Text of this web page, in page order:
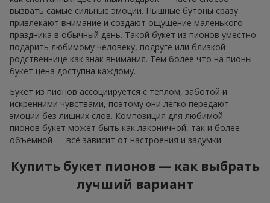
вызвать самые сильные эмоции. Пышные бутоны сразу
привлекают внимание и создают ощущение маленького
праздника в обычный день. Такой букет из пионов уместно
подарить любимому человеку, подруге или близкой
родственнице как знак внимания. Тем более что на пионы
букет цена доступна каждому.
Букет из пионов ассоциируется с теплом, заботой и
искренними чувствами, поэтому они легко передают
эмоции без лишних слов. Композиция для любимой —
пионов букет может быть как лаконичной, так и более
объёмной — всё зависит от настроения и задумки.
Купить букет пионов — как выбрать
лучший вариант